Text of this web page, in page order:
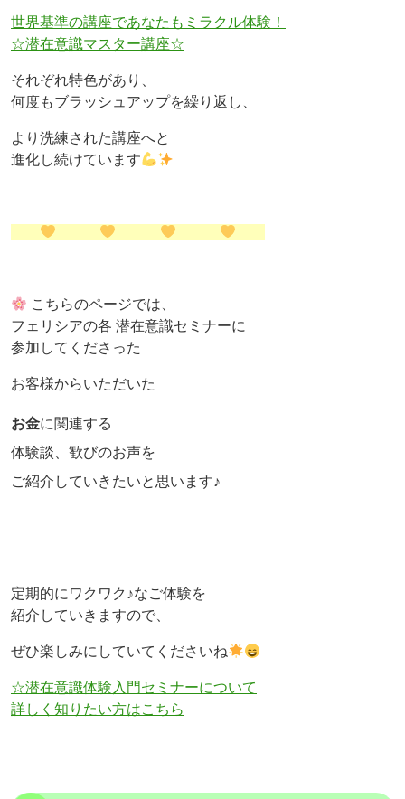
世界基準の講座であなたもミラクル体験！
☆潜在意識マスター講座☆
それぞれ特色があり、
何度もブラッシュアップを繰り返し、
より洗練された講座へと
進化し続けています
こちらのページでは、
フェリシアの各 潜在意識セミナーに
参加してくださった
お客様からいただいた
お金に関連する
体験談、歓びのお声を
ご紹介していきたいと思います♪
定期的にワクワク♪なご体験を
紹介していきますので、
ぜひ楽しみにしていてくださいね
☆潜在意識体験入門セミナーについて
詳しく知りたい方はこちら